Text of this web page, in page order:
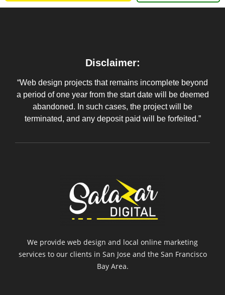
Disclaimer:
“Web design projects that remains incomplete beyond
a period of one year from the start date will be deemed
abandoned. In such cases, the project will be
terminated, and any deposit paid will be forfeited.”
We provide web design and local online marketing
services to our clients in San Jose and the San Francisco
Bay Area.